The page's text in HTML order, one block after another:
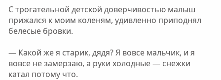
С трогательной детской доверчивостью малыш
прижался к моим коленям, удивленно приподнял
белесые бровки.
— Какой же я старик, дядя? Я вовсе мальчик, и я
вовсе не замерзаю, а руки холодные — снежки
катал потому что.